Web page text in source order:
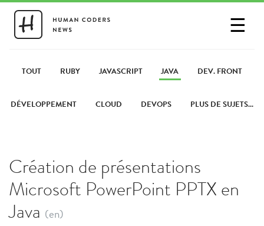
☰
PARTAGER UN LIEN
TOUT RUBY JAVASCRIPT JAVA DEV. FRONT
DÉVELOPPEMENT CLOUD DEVOPS PLUS DE SUJETS...
Création de présentations
Microsoft PowerPoint PPTX en
Java (en)